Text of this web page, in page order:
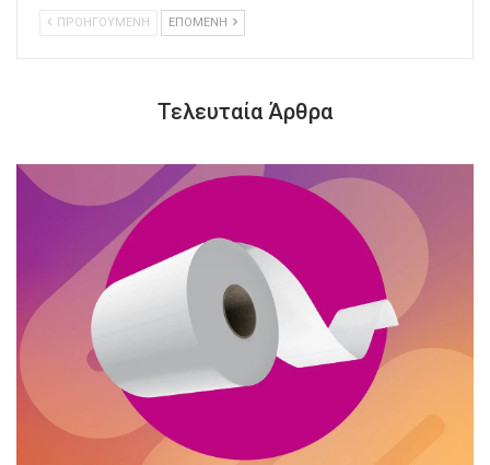
ΠΡΟΗΓΟΥΜΕΝΗ ΕΠΟΜΕΝΗ
Τελευταία Άρθρα